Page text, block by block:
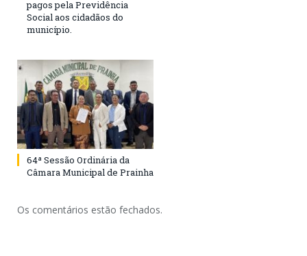
pagos pela Previdência
Social aos cidadãos do
município.
64ª Sessão Ordinária da
Câmara Municipal de Prainha
Os comentários estão fechados.